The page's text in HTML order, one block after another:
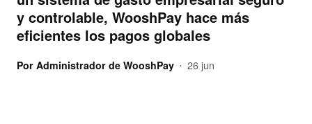
y controlable, WooshPay hace más
eficientes los pagos globales
Por Administrador de WooshPay • 26 jun